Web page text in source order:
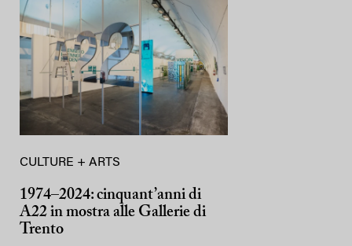
CULTURE + ARTS
1974–2024: cinquant’anni di
A22 in mostra alle Gallerie di
Trento